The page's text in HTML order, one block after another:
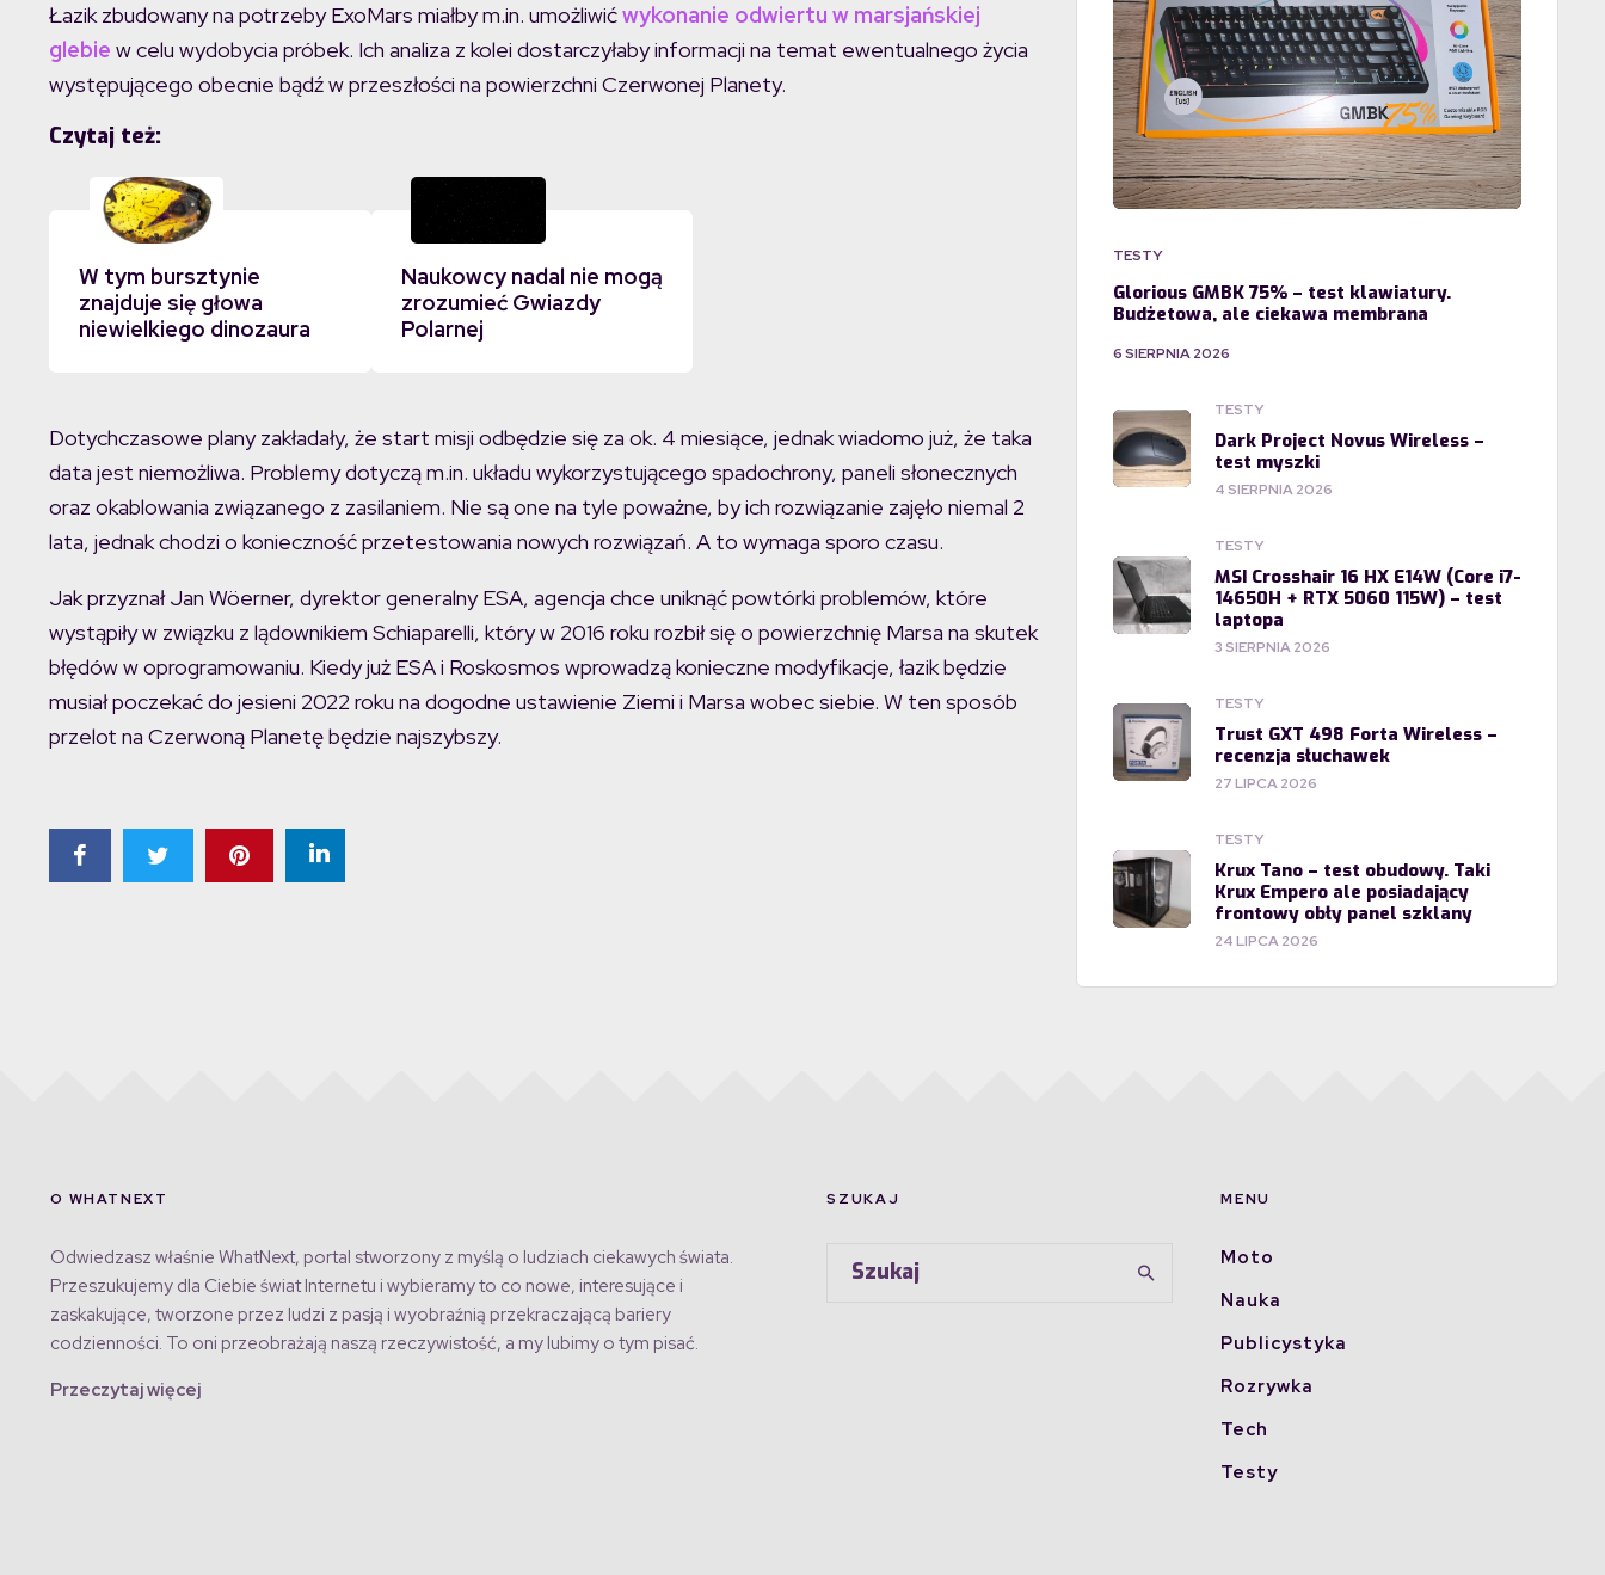
Łazik zbudowany na potrzeby ExoMars miałby m.in. umożliwićwykonanie odwiertu w marsjańskiej
glebie w celu wydobycia próbek. Ich analiza z kolei dostarczyłaby informacji na temat ewentualnego życia
występującego obecnie bądź w przeszłości na powierzchni Czerwonej Planety.
Czytaj też:
W tym bursztynie
znajduje się głowa
niewielkiego dinozaura
Naukowcy nadal nie mogą
zrozumieć Gwiazdy
Polarnej
Dotychczasowe plany zakładały, że start misji odbędzie się za ok. 4 miesiące, jednak wiadomo już, że taka
data jest niemożliwa. Problemy dotyczą m.in. układu wykorzystującego spadochrony, paneli słonecznych
oraz okablowania związanego z zasilaniem. Nie są one na tyle poważne, by ich rozwiązanie zajęło niemal 2
lata, jednak chodzi o konieczność przetestowania nowych rozwiązań. A to wymaga sporo czasu.
Jak przyznał Jan Wöerner, dyrektor generalny ESA, agencja chce uniknąć powtórki problemów, które
wystąpiły w związku z lądownikiem Schiaparelli, który w 2016 roku rozbił się o powierzchnię Marsa na skutek
błędów w oprogramowaniu. Kiedy już ESA i Roskosmos wprowadzą konieczne modyfikacje, łazik będzie
musiał poczekać do jesieni 2022 roku na dogodne ustawienie Ziemi i Marsa wobec siebie. W ten sposób
przelot na Czerwoną Planetę będzie najszybszy.
TESTY
Glorious GMBK 75% – test klawiatury.
Budżetowa, ale ciekawa membrana
6 SIERPNIA 2026
TESTY
Dark Project Novus Wireless –
test myszki
4 SIERPNIA 2026
TESTY
MSI Crosshair 16 HX E14W (Core i7-
14650H + RTX 5060 115W) – test
laptopa
3 SIERPNIA 2026
TESTY
Trust GXT 498 Forta Wireless –
recenzja słuchawek
27 LIPCA 2026
TESTY
Krux Tano – test obudowy. Taki
Krux Empero ale posiadający
frontowy obły panel szklany
24 LIPCA 2026
O WHATNEXT
Odwiedzasz właśnie WhatNext, portal stworzony z myślą o ludziach ciekawych świata.
Przeszukujemy dla Ciebie świat Internetu i wybieramy to co nowe, interesujące i
zaskakujące, tworzone przez ludzi z pasją i wyobraźnią przekraczającą bariery
codzienności. To oni przeobrażają naszą rzeczywistość, a my lubimy o tym pisać.
Przeczytaj więcej
SZUKAJ MENU
Moto
Nauka
Publicystyka
Rozrywka
Tech
Testy